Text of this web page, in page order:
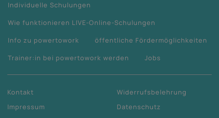
Individuelle Schulungen
Wie funktionieren LIVE-Online-Schulungen
Info zu powertowork
öffentliche Fördermöglichkeiten
Trainer:in bei powertowork werden
Jobs
Kontakt
Impressum
Widerrufsbelehrung
Datenschutz